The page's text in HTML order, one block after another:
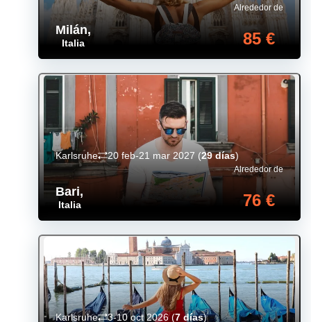
Milán,
Italia
Alrededor de
85 €
Bari,
Italia
Alrededor de
76 €
Karlsruhe 20 feb-21 mar 2027 (29 días)
Karlsruhe 3-10 oct 2026(7 días)